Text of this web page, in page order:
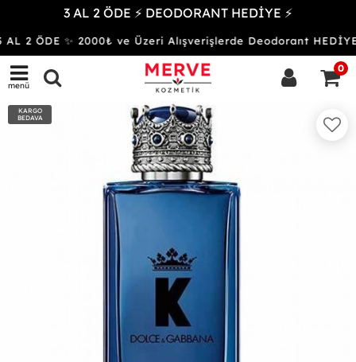
3 AL 2 ÖDE ⚡ DEODORANT HEDİYE ⚡
2 ÖDE ✨ 2000₺ ve Üzeri Alışverişlerde Deodorant HEDİYE
menü
0
KARGO
BEDAVA